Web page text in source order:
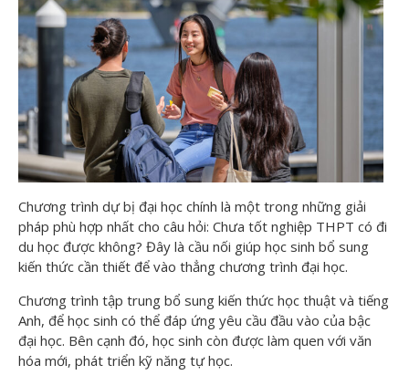
Chương trình dự bị đại học chính là một trong những giải
pháp phù hợp nhất cho câu hỏi: Chưa tốt nghiệp THPT có đi
du học được không? Đây là cầu nối giúp học sinh bổ sung
kiến thức cần thiết để vào thẳng chương trình đại học.
Chương trình tập trung bổ sung kiến thức học thuật và tiếng
Anh, để học sinh có thể đáp ứng yêu cầu đầu vào của bậc
đại học. Bên cạnh đó, học sinh còn được làm quen với văn
hóa mới, phát triển kỹ năng tự học.